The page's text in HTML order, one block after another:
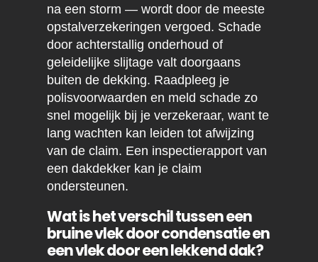
na een storm — wordt door de meeste
opstalverzekeringen vergoed. Schade
door achterstallig onderhoud of
geleidelijke slijtage valt doorgaans
buiten de dekking. Raadpleeg je
polisvoorwaarden en meld schade zo
snel mogelijk bij je verzekeraar, want te
lang wachten kan leiden tot afwijzing
van de claim. Een inspectierapport van
een dakdekker kan je claim
ondersteunen.
Wat is het verschil tussen een
bruine vlek door condensatie en
een vlek door een lekkend dak?